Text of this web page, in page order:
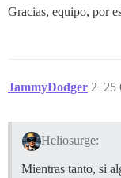
Gracias, equipo, por
JammyDodger 25
2
Heliosurge:
Mientras tanto, si